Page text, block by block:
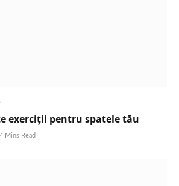
exerciții pentru spatele tău
4 Mins Read